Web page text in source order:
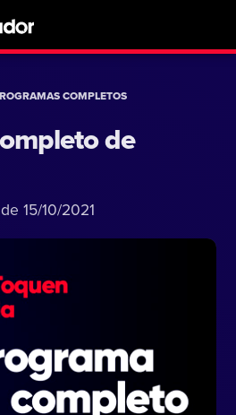
COMPLETOS
de
15/10/2021